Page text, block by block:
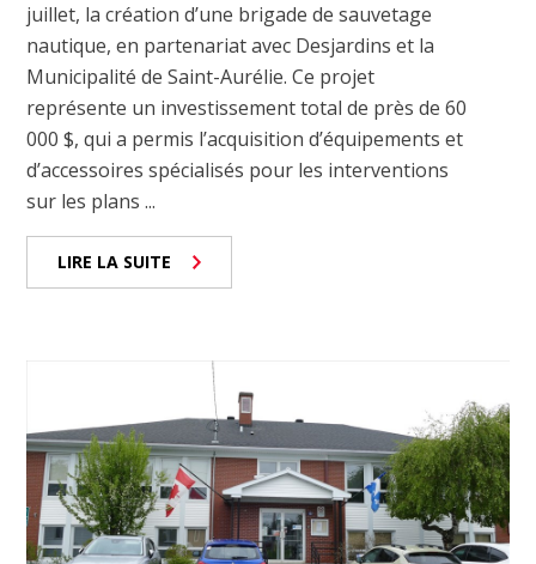
juillet, la création d’une brigade de sauvetage
nautique, en partenariat avec Desjardins et la
Municipalité de Saint-Aurélie. Ce projet
représente un investissement total de près de 60
000 $, qui a permis l’acquisition d’équipements et
d’accessoires spécialisés pour les interventions
sur les plans ...
LIRE LA SUITE